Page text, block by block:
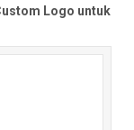
Logo untuk